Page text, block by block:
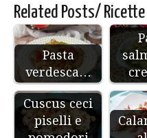
Related Posts/
Pasta
verdesca…
Cuscus ceci
piselli e